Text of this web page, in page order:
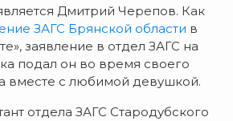
Дмитрий Черепов. Как
ЗАГС Брянской области в
заявление в отдел ЗАГС на
подал он во время своего
вместе с любимой девушкой.
отдела ЗАГС Стародубского